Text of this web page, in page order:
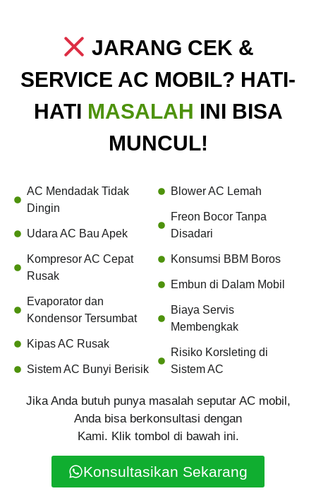
JARANG CEK &
SERVICE AC MOBIL? HATI-
HATI MASALAH INI BISA
MUNCUL!
AC Mendadak Tidak
Dingin
Udara AC Bau Apek
Kompresor AC Cepat
Rusak
Evaporator dan
Kondensor Tersumbat
Kipas AC Rusak
Sistem AC Bunyi Berisik
Blower AC Lemah
Freon Bocor Tanpa
Disadari
Konsumsi BBM Boros
Embun di Dalam Mobil
Biaya Servis
Membengkak
Risiko Korsleting di
Sistem AC
Jika Anda butuh punya masalah seputar AC mobil,
Anda bisa berkonsultasi dengan
Kami. Klik tombol di bawah ini.
Konsultasikan Sekarang